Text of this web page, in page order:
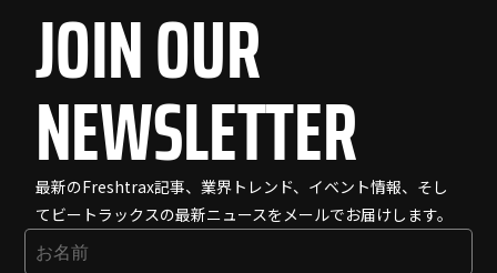
JOIN OUR
NEWSLETTER
最新のFreshtrax記事、業界トレンド、イベント情報、そし
てビートラックスの最新ニュースをメールでお届けします。